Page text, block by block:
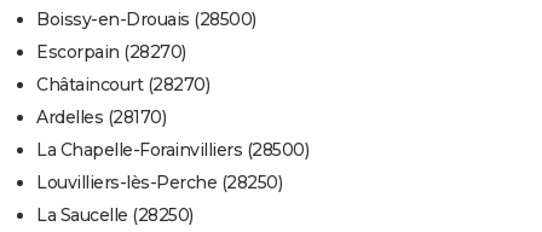
Boissy-en-Drouais (28500)
Escorpain (28270)
Châtaincourt (28270)
Ardelles (28170)
La Chapelle-Forainvilliers (28500)
Louvilliers-lès-Perche (28250)
La Saucelle (28250)